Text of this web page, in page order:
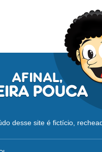
desse site é fictício,